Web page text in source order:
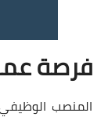
فرصة
المنصب